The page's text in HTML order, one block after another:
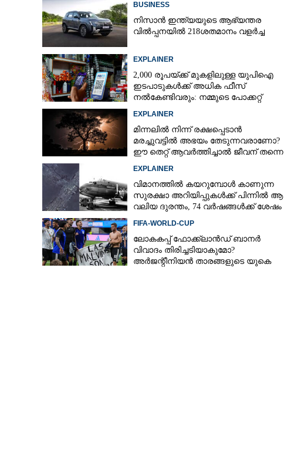
CONTACT US
BUSINESS
നിസാൻ ഇന്ത്യയുടെ ആഭ്യന്തര
വിൽപ്പനയിൽ 218ശതമാനം വളർച്ച
EXPLAINER
2,000 രൂപയ്ക്ക് മുകളിലുള്ള യുപിഐ
ഇടപാടുകൾക്ക് അധിക ഫീസ്
നൽകേണ്ടിവരും: നമ്മുടെ പോക്കറ്റ്
EXPLAINER
മിന്നലിൽ നിന്ന് രക്ഷപ്പെടാൻ
മരച്ചുവട്ടിൽ അഭയം തേടുന്നവരാണോ?
ഈ തെറ്റ് ആവർത്തിച്ചാൽ ജീവന് തന്നെ
EXPLAINER
വിമാനത്തിൽ കയറുമ്പോൾ കാണുന്ന
സുരക്ഷാ അറിയിപ്പുകൾക്ക് പിന്നിൽ ആ
വലിയ ദുരന്തം, 74 വർഷങ്ങൾക്ക് ശേഷം
FIFA-WORLD-CUP
ലോകകപ്പ് ഫോക്ക്‌ലാൻഡ് ബാനർ
വിവാദം തിരിച്ചടിയാകുമോ?
അർജന്റീനിയൻ താരങ്ങളുടെ യുകെ